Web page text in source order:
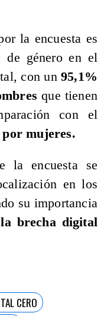
la encuesta es
de género en el
con un95,1%
que tienen
con el
mujeres.
la encuesta se
en los
su importancia
brecha digital
CERO